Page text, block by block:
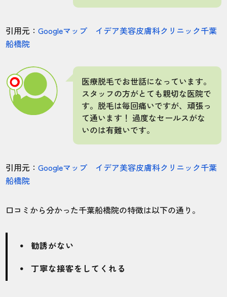
引用元：Googleマップ イデア美容皮膚科クリニック千葉
船橋院
医療脱毛でお世話になっています。
スタッフの方がとても親切な医院で
す。脱毛は毎回痛いですが、頑張っ
て通います！ 過度なセールスがな
いのは有難いです。
引用元：Googleマップ イデア美容皮膚科クリニック千葉
船橋院
口コミから分かった千葉船橋院の特徴は以下の通り。
勧誘がない
丁寧な接客をしてくれる